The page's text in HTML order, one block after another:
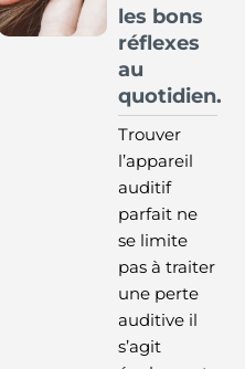
les bons
réflexes
au
quotidien.
Trouver
l’appareil
auditif
parfait ne
se limite
pas à traiter
une perte
auditive il
s’agit